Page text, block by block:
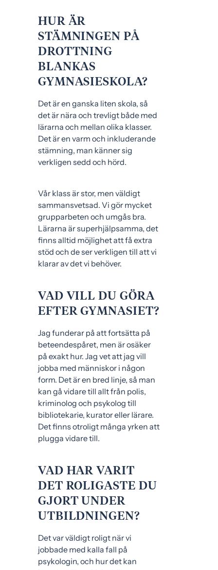
HUR ÄR
STÄMNINGEN PÅ
DROTTNING
BLANKAS
GYMNASIESKOLA?
Det är en ganska liten skola, så
det är nära och trevligt både med
lärarna och mellan olika klasser.
Det är en varm och inkluderande
stämning, man känner sig
verkligen sedd och hörd.
Vår klass är stor, men väldigt
sammansvetsad. Vi gör mycket
grupparbeten och umgås bra.
Lärarna är superhjälpsamma, det
finns alltid möjlighet att få extra
stöd och de ser verkligen till att vi
klarar av det vi behöver.
VAD VILL DU GÖRA
EFTER GYMNASIET?
Jag funderar på att fortsätta på
beteendespåret, men är osäker
på exakt hur. Jag vet att jag vill
jobba med människor i någon
form. Det är en bred linje, så man
kan gå vidare till allt från polis,
kriminolog och psykolog till
bibliotekarie, kurator eller lärare.
Det finns otroligt många yrken att
plugga vidare till.
VAD HAR VARIT
DET ROLIGASTE DU
GJORT UNDER
UTBILDNINGEN?
Det var väldigt roligt när vi
jobbade med kalla fall på
psykologin, och hur det kan